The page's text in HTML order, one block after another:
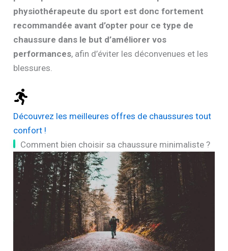
physiothérapeute du sport est donc fortement
recommandée avant d’opter pour ce type de
chaussure dans le but d’améliorer vos
performances, afin d’éviter les déconvenues et les
blessures.
Découvrez les meilleures offres de chaussures tout
confort !
Comment bien choisir sa chaussure minimaliste ?